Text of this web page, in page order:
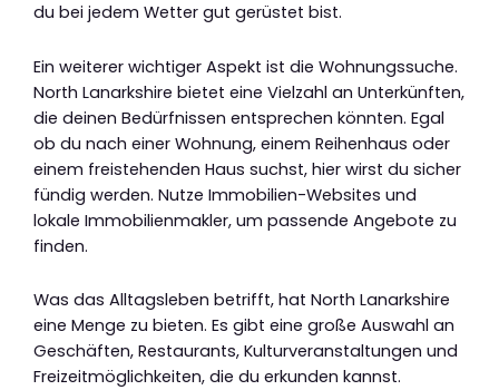
du bei jedem Wetter gut gerüstet bist.
Ein weiterer wichtiger Aspekt ist die Wohnungssuche.
North Lanarkshire bietet eine Vielzahl an Unterkünften,
die deinen Bedürfnissen entsprechen könnten. Egal
ob du nach einer Wohnung, einem Reihenhaus oder
einem freistehenden Haus suchst, hier wirst du sicher
fündig werden. Nutze Immobilien-Websites und
lokale Immobilienmakler, um passende Angebote zu
finden.
Was das Alltagsleben betrifft, hat North Lanarkshire
eine Menge zu bieten. Es gibt eine große Auswahl an
Geschäften, Restaurants, Kulturveranstaltungen und
Freizeitmöglichkeiten, die du erkunden kannst.